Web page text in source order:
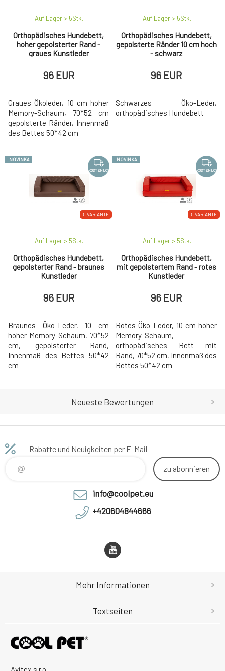
Orthopädisches Hundebett,
hoher gepolsterter Rand -
graues Kunstleder
Auf Lager > 5Stk.
96 EUR
Graues Ökoleder, 10 cm hoher
Memory-Schaum, 70*52 cm
gepolsterte Ränder, Innenmaß
des Bettes 50*42 cm
Orthopädisches Hundebett,
gepolsterte Ränder 10 cm hoch
- schwarz
Auf Lager > 5Stk.
96 EUR
Schwarzes Öko-Leder,
orthopädisches Hundebett
5 VARIANTE
NOVINKA
KOSTENLOS
Orthopädisches Hundebett,
gepolsterter Rand - braunes
Kunstleder
Auf Lager > 5Stk.
96 EUR
Braunes Öko-Leder, 10 cm
hoher Memory-Schaum, 70*52
cm, gepolsterter Rand,
Innenmaß des Bettes 50*42
cm
5 VARIANTE
NOVINKA
KOSTENLOS
Orthopädisches Hundebett,
mit gepolstertem Rand - rotes
Kunstleder
Auf Lager > 5Stk.
96 EUR
Rotes Öko-Leder, 10 cm hoher
Memory-Schaum,
orthopädisches Bett mit
Rand, 70*52 cm, Innenmaß des
Bettes 50*42 cm
Neueste Bewertungen
Rabatte und Neuigkeiten per E-Mail
zu abonnieren
info@coolpet.eu
+420604844666
Mehr Informationen
Textseiten